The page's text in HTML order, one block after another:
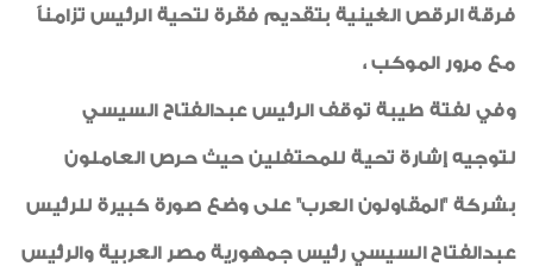
فرقة الرقص الغينية بتقديم فقرة لتحية الرئيس تزامناً
مع مرور الموكب ،
وفي لفتة طيبة توقف الرئيس عبدالفتاح السيسي
لتوجيه إشارة تحية للمحتفلين حيث حرص العاملون
بشركة "المقاولون العرب" على وضع صورة كبيرة للرئيس
عبدالفتاح السيسي رئيس جمهورية مصر العربية والرئيس